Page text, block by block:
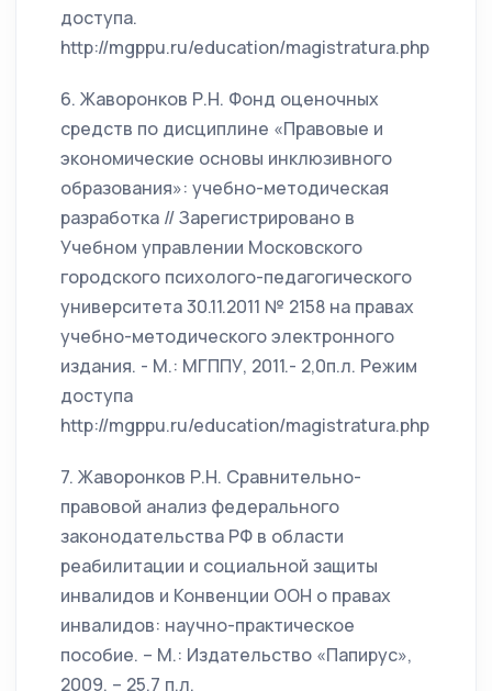
доступа.
http://mgppu.ru/education/magistratura.php
6. Жаворонков Р.Н. Фонд оценочных
средств по дисциплине «Правовые и
экономические основы инклюзивного
образования»: учебно-методическая
разработка // Зарегистрировано в
Учебном управлении Московского
городского психолого-педагогического
университета 30.11.2011 № 2158 на правах
учебно-методического электронного
издания. - М.: МГППУ, 2011.- 2,0п.л. Режим
доступа
http://mgppu.ru/education/magistratura.php
7. Жаворонков Р.Н. Сравнительно-
правовой анализ федерального
законодательства РФ в области
реабилитации и социальной защиты
инвалидов и Конвенции ООН о правах
инвалидов: научно-практическое
пособие. – М.: Издательство «Папирус»,
2009. – 25.7 п.л.